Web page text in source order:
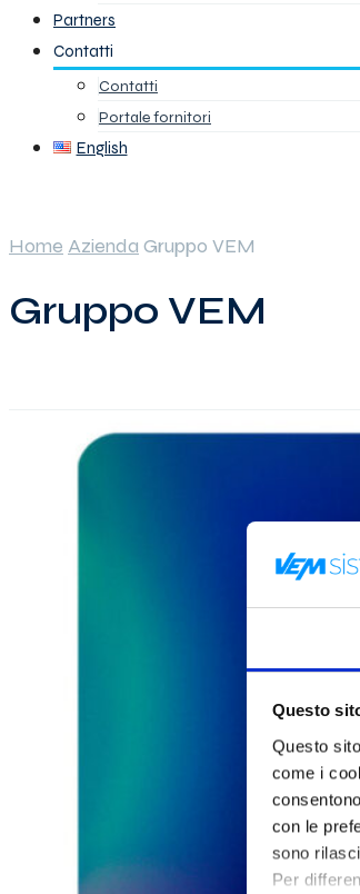
Questo
Questo
come i
con le
sono
Per
Partners
Contatti
Contatti
Portale fornitori
English
Home Azienda Gruppo VEM
Gruppo VEM